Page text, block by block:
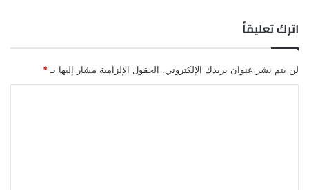
اترك تعليقاً
لن يتم نشر عنوان بريدك الإلكتروني. الحقول الإلزامية مشار إليها بـ *